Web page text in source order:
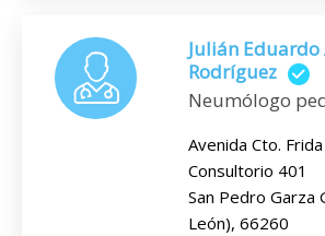
Julián
Rodríguez
Neumólogo
Avenida Cto.
Consultorio 401
San Pedro Garza
León), 66260